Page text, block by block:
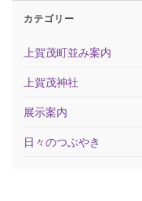
カテゴリー
上賀茂町並み案内
上賀茂神社
展示案内
日々のつぶやき